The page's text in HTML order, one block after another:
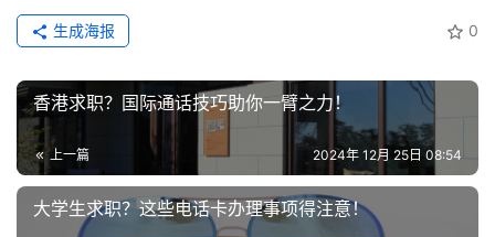
推
荐
号
码
认
证
0
生成海报
香港求职？国际通话技巧助你一臂之力！
上一篇 2024年 12月 25日 08:54
大学生求职？这些电话卡办理事项得注意！